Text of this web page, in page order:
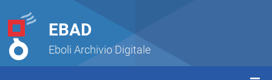
EBAD
Eboli Archivio Digitale